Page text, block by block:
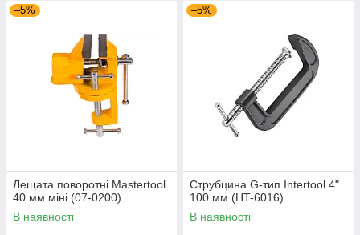
–5%
Лещата поворотні Mastertool
40 мм міні (07-0200)
В наявності
–5%
Струбцина G-тип Intertool 4"
100 мм (HT-6016)
В наявності